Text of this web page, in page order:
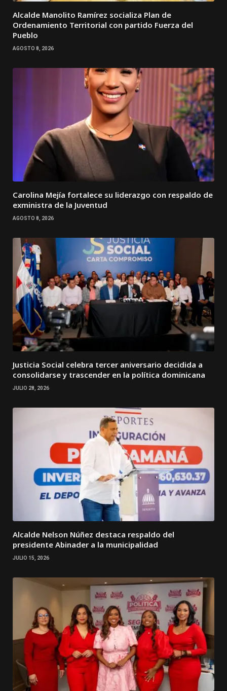
Alcalde Manolito Ramírez socializa Plan de
Ordenamiento Territorial con partido Fuerza del
Pueblo
AGOSTO 8, 2026
Carolina Mejía fortalece su liderazgo con respaldo de
exministra de la Juventud
AGOSTO 8, 2026
Justicia Social celebra tercer aniversario decidida a
consolidarse y trascender en la política dominicana
JULIO 28, 2026
Alcalde Nelson Núñez destaca respaldo del
presidente Abinader a la municipalidad
JULIO 15, 2026